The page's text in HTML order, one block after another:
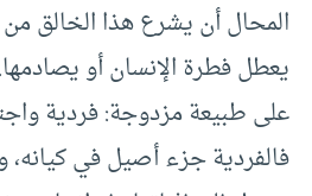
المحال أن يشرع هذا الخالق من
يعطل فطرة الإنسان أو
على طبيعة مزدوجة: فردية
فالفردية جزء أصيل في كيانه،